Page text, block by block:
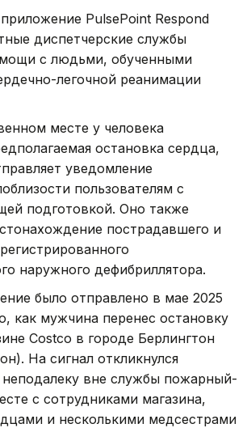
PulsePoint Respond
диспетчерские службы
с людьми, обученными
легочной реанимации
месте у человека
остановка сердца,
уведомление
пользователям с
подготовкой. Оно также
пострадавшего и
наружного дефибриллятора.
было отправлено в мае 2025
как мужчина перенес остановку
Costco в городе Берлингтон
На сигнал откликнулся
вне службы пожарный-
с сотрудниками магазина,
и несколькими медсестрами